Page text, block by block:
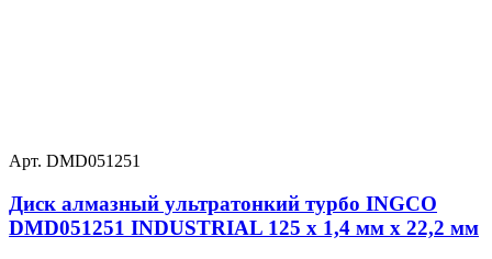
Арт. DMD051251
Диск алмазный ультратонкий турбо INGCO
DMD051251 INDUSTRIAL 125 х 1,4 мм x 22,2 мм